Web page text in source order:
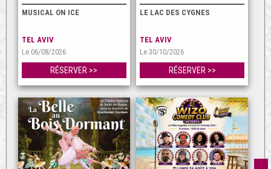
MUSICAL ON ICE
TEL AVIV
Le 06/08/2026
RÉSERVER >>
LE LAC DES CYGNES
TEL AVIV
Le 30/10/2026
RÉSERVER >>